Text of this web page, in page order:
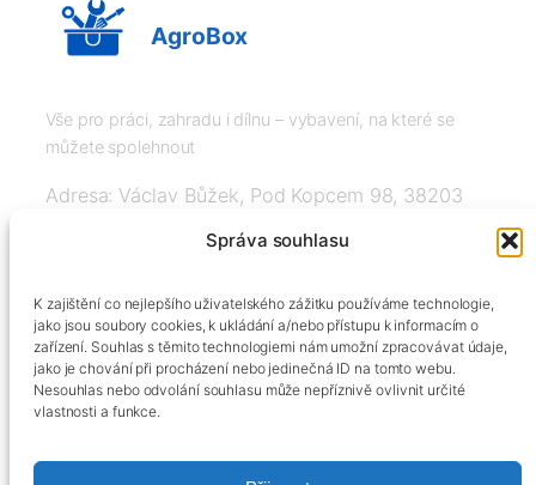
Správa souhlasu
K zajištění co nejlepšího uživatelského zážitku používáme technologie,
jako jsou soubory cookies, k ukládání a/nebo přístupu k informacím o
zařízení. Souhlas s těmito technologiemi nám umožní zpracovávat údaje,
jako je chování při procházení nebo jedinečná ID na tomto webu.
Nesouhlas nebo odvolání souhlasu může nepříznivě ovlivnit určité
vlastnosti a funkce.
AgroBox
Vše pro práci, zahradu i dílnu – vybavení, na které se
můžete spolehnout
Adresa: Václav Bůžek, Pod Kopcem 98, 38203
+420606334248, info@agrobox.cz